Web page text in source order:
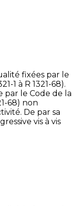
fixées par le
1 à R 1321-68).
par le Code de la
68) non
De par sa
vis à vis